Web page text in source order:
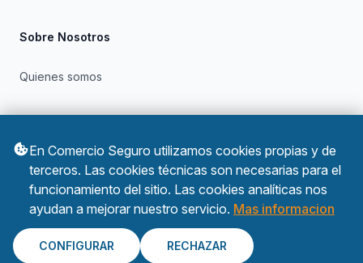
Sobre Nosotros
Quienes somos
Política de Privacidad
Política de Cookies
En Comercio Seguro utilizamos cookies propias y de
terceros. Las cookies técnicas son necesarias para el
funcionamiento del sitio. Las cookies analíticas nos
ayudan a mejorar nuestro servicio. Mas informacion
CONFIGURAR RECHAZAR